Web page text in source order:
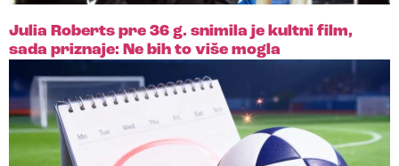
Julia Roberts pre 36 g. snimila je kultni film,
sada priznaje: Ne bih to više mogla